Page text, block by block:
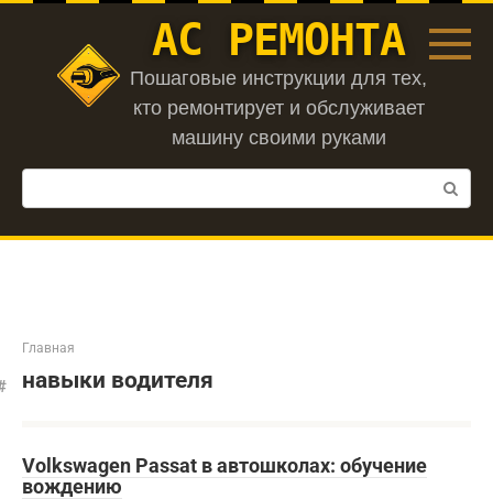
Перейти
АС РЕМОНТА
Пошаговые инструкции для тех,
кто ремонтирует и обслуживает
машину своими руками
Поиск:
Главная
навыки водителя
Volkswagen Passat в автошколах: обучение
вождению